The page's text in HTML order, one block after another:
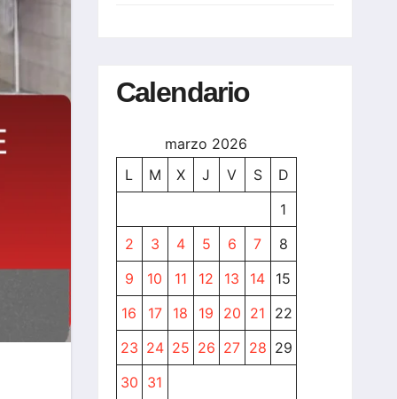
Calendario
marzo 2026
L
M X J V S
D
1
2
3 4 5 6 7
8
9
10 11 12 13 14
15
16
17 18 19 20 21
22
23 24 25 26 27 28 29
30 31